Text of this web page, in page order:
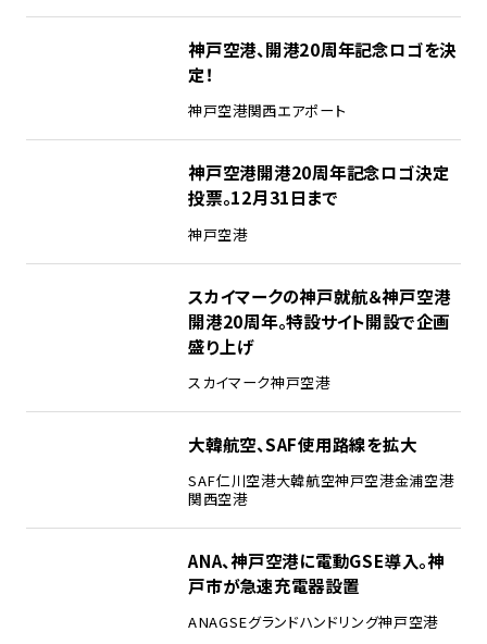
神戸空港、開港20周年記念ロゴを決
定！
神戸空港関西エアポート
神戸空港開港20周年記念ロゴ決定
投票。12月31日まで
神戸空港
スカイマークの神戸就航＆神戸空港
開港20周年。特設サイト開設で企画
盛り上げ
スカイマーク神戸空港
大韓航空、SAF使用路線を拡大
SAF仁川空港大韓航空神戸空港金浦空港
関西空港
ANA、神戸空港に電動GSE導入。神
戸市が急速充電器設置
ANAGSEグランドハンドリング神戸空港